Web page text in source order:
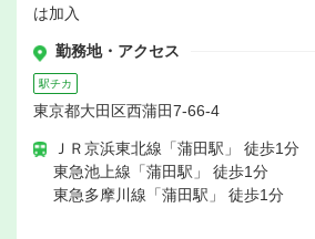
は加入
勤務地・アクセス
駅チカ
東京都大田区西蒲田7-66-4
ＪＲ京浜東北線「蒲田駅」 徒歩1分
東急池上線「蒲田駅」 徒歩1分
東急多摩川線「蒲田駅」 徒歩1分